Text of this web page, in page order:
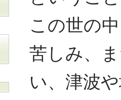
この世の
苦しみ、
い、津波